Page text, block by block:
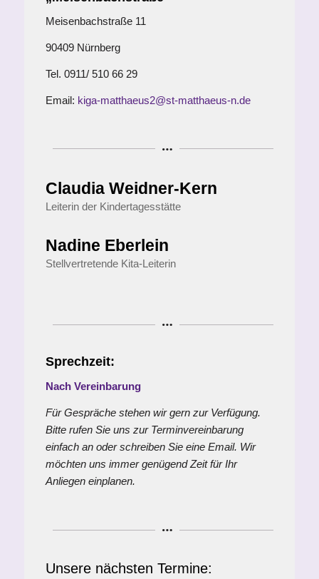
Meisenbachstraße 11
90409 Nürnberg
Tel. 0911/ 510 66 29
Email: kiga-matthaeus2@st-matthaeus-n.de
Claudia Weidner-Kern
Leiterin der Kindertagesstätte
Nadine Eberlein
Stellvertretende Kita-Leiterin
Sprechzeit:
Nach Vereinbarung
Für Gespräche stehen wir gern zur Verfügung.
Bitte rufen Sie uns zur Terminvereinbarung
einfach an oder schreiben Sie eine Email. Wir
möchten uns immer genügend Zeit für Ihr
Anliegen einplanen.
Unsere nächsten Termine: